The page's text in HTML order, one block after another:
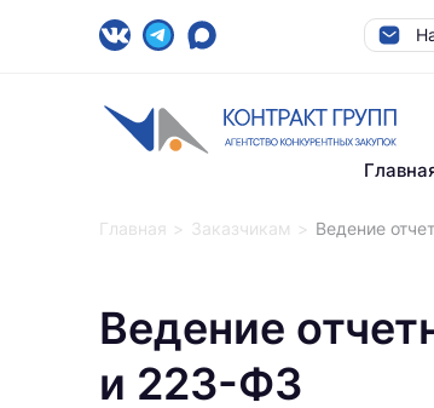
Главная Заказчикам Ведение
Ведение
и 223-ФЗ